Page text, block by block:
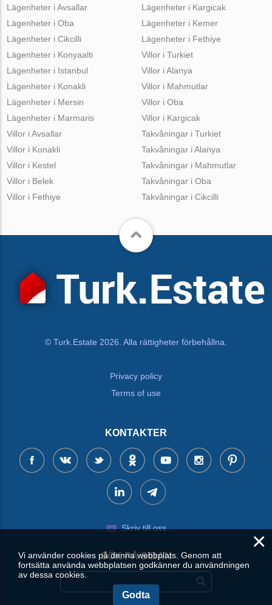
Lägenheter i Avsallar
Lägenheter i Oba
Lägenheter i Cikcilli
Lägenheter i Kargicak
Lägenheter i Kemer
Lägenheter i Fethiye
Lägenheter i Konyaalti
Lägenheter i Istanbul
Lägenheter i Konakli
Lägenheter i Mersin
Lägenheter i Marmaris
Villor i Turkiet
Villor i Alanya
Villor i Mahmutlar
Villor i Oba
Villor i Kargicak
Villor i Avsallar
Villor i Konakli
Villor i Kestel
Villor i Belek
Villor i Fethiye
Takvåningar i Turkiet
Takvåningar i Alanya
Takvåningar i Mahmutlar
Takvåningar i Oba
Takvåningar i Cikcilli
© Turk.Estate 2026. Alla rättigheter förbehållna.
Privacy policy
Terms of use
KONTAKTER
Skriv till oss
SÖK PÅ SIDAN
×
Vi använder cookies på denna webbplats. Genom att
fortsätta använda webbplatsen godkänner du användningen
av dessa cookies.
Godta